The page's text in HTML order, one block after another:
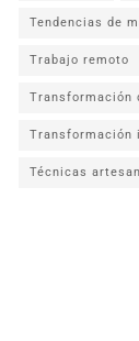
Tendencias de
Trabajo remoto
Transformación
Transformación
Técnicas